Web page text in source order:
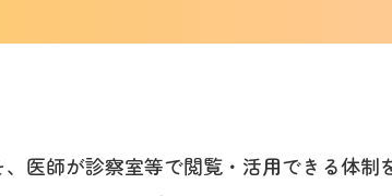
医師が診察室等で閲覧・活用できる体制